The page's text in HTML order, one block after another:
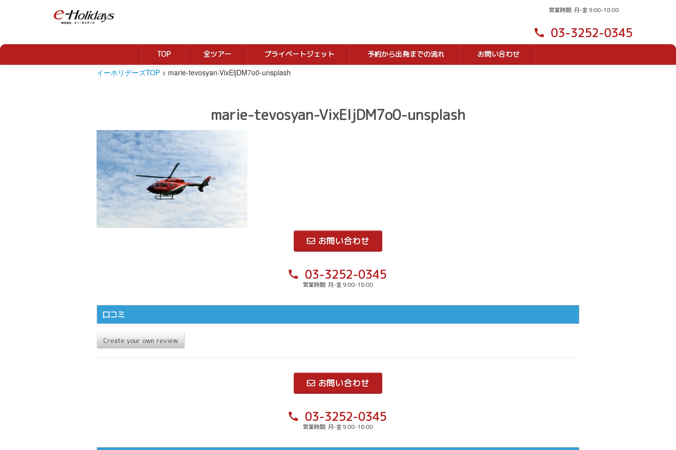
営業時間: 月-金 9:00-18:00
call 03-3252-0345
TOP 全ツアー プライベートジェット 予約から出発までの流れ お問い合わせ
イーホリデーズTOP > marie-tevosyan-VixEljDM7o0-unsplash
marie-tevosyan-VixEljDM7o0-unsplash
お問い合わせ
call 03-3252-0345
営業時間: 月-金 9:00-18:00
口コミ
Create your own review
お問い合わせ
call 03-3252-0345
営業時間: 月-金 9:00-18:00